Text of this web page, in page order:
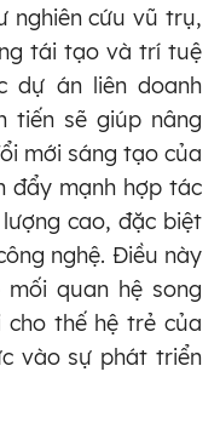
nghiên cứu vũ trụ,
tái tạo và trí tuệ
dự án liên doanh
tiến sẽ giúp nâng
mới sáng tạo của
đẩy mạnh hợp tác
cao, đặc biệt
nghệ. Điều này
quan hệ song
thế hệ trẻ của
vào sự phát triển